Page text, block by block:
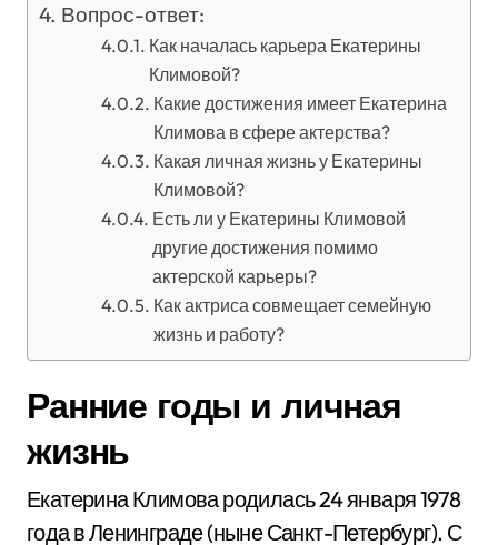
Вопрос-ответ:
Как началась карьера Екатерины
Климовой?
Какие достижения имеет Екатерина
Климова в сфере актерства?
Какая личная жизнь у Екатерины
Климовой?
Есть ли у Екатерины Климовой
другие достижения помимо
актерской карьеры?
Как актриса совмещает семейную
жизнь и работу?
Ранние годы и личная
жизнь
Екатерина Климова родилась 24 января 1978
года в Ленинграде (ныне Санкт-Петербург). С